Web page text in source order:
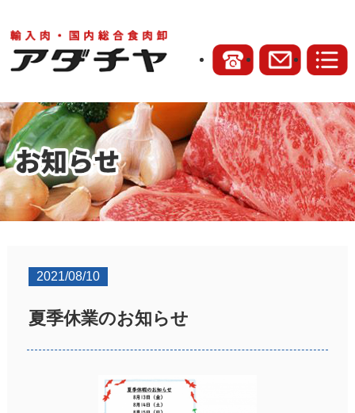
2021/08/10
夏季休業のお知らせ